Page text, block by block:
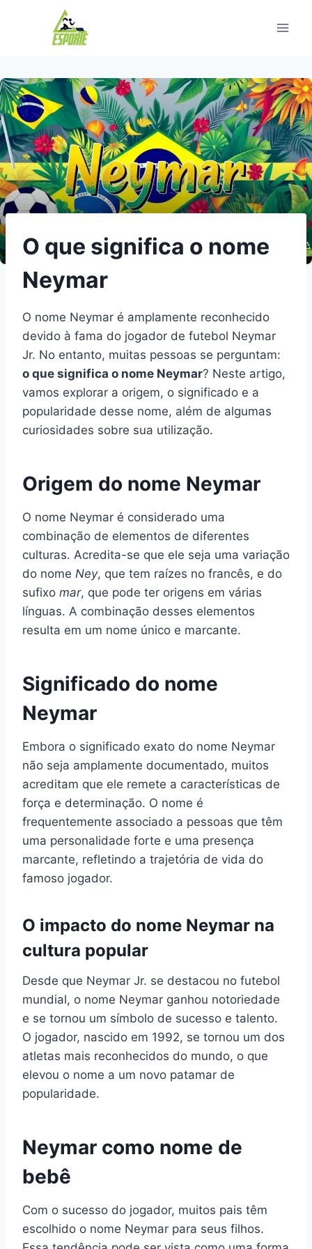
O que significa o nome
Neymar
O nome Neymar é amplamente reconhecido
devido à fama do jogador de futebol Neymar
Jr. No entanto, muitas pessoas se perguntam:
o que significa o nome Neymar? Neste artigo,
vamos explorar a origem, o significado e a
popularidade desse nome, além de algumas
curiosidades sobre sua utilização.
Origem do nome Neymar
O nome Neymar é considerado uma
combinação de elementos de diferentes
culturas. Acredita-se que ele seja uma variação
do nome Ney, que tem raízes no francês, e do
sufixo mar, que pode ter origens em várias
línguas. A combinação desses elementos
resulta em um nome único e marcante.
Significado do nome
Neymar
Embora o significado exato do nome Neymar
não seja amplamente documentado, muitos
acreditam que ele remete a características de
força e determinação. O nome é
frequentemente associado a pessoas que têm
uma personalidade forte e uma presença
marcante, refletindo a trajetória de vida do
famoso jogador.
O impacto do nome Neymar na
cultura popular
Desde que Neymar Jr. se destacou no futebol
mundial, o nome Neymar ganhou notoriedade
e se tornou um símbolo de sucesso e talento.
O jogador, nascido em 1992, se tornou um dos
atletas mais reconhecidos do mundo, o que
elevou o nome a um novo patamar de
popularidade.
Neymar como nome de
bebê
Com o sucesso do jogador, muitos pais têm
escolhido o nome Neymar para seus filhos.